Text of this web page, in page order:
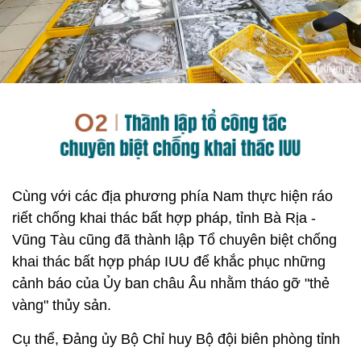
Cùng với các địa phương phía Nam thực hiện ráo
riết chống khai thác bất hợp pháp, tỉnh Bà Rịa -
Vũng Tàu cũng đã thành lập Tổ chuyên biệt chống
khai thác bất hợp pháp IUU để khắc phục những
cảnh báo của Ủy ban châu Âu nhằm tháo gỡ "thẻ
vàng" thủy sản.
Cụ thể, Đảng ủy Bộ Chỉ huy Bộ đội biên phòng tỉnh